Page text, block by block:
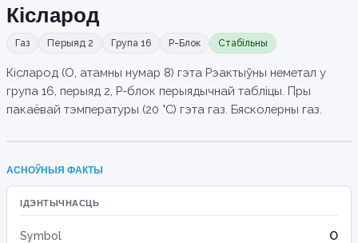
Кісларод
Газ Перыяд 2 Група 16 P-Блок Стабільны
Кісларод (O, атамны нумар 8) гэта Рэактыўны неметал у
група 16, перыяд 2, P-блок перыядычнай табліцы. Пры
пакаёвай тэмпературы (20 °C) гэта газ. Бясколерны газ.
АСНОЎНЫЯ ФАКТЫ
ІДЭНТЫЧНАСЦЬ
Symbol
O